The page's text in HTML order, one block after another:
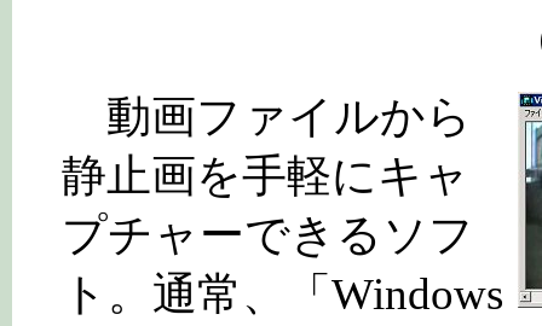
動画ファイルから
静止画を手軽にキャ
プチャーできるソフ
ト。通常、「Windows